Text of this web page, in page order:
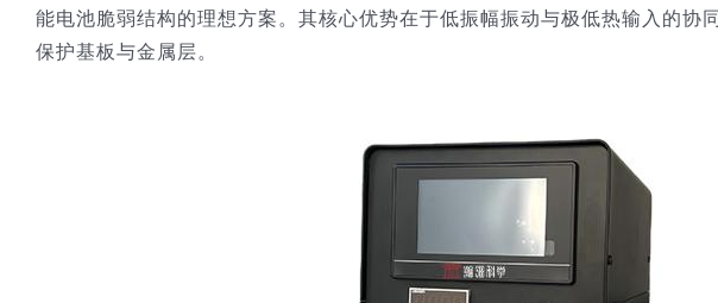
能电池脆弱结构的理想方案。其核心优势在于低振幅振动与极低热输入的协
保护基板与金属层。